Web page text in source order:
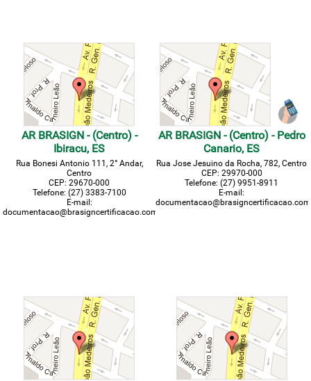
AR BRASIGN - (Centro) -
Ibiracu, ES
Rua Bonesi Antonio 111, 2° Andar,
Centro
CEP: 29670-000
Telefone: (27) 3383-7100
E-mail:
documentacao@brasigncertificacao.com.br
AR BRASIGN - (Centro) - Pedro
Canario, ES
Rua Jose Jesuino da Rocha, 782, Centro
CEP: 29970-000
Telefone: (27) 9951-8911
E-mail: